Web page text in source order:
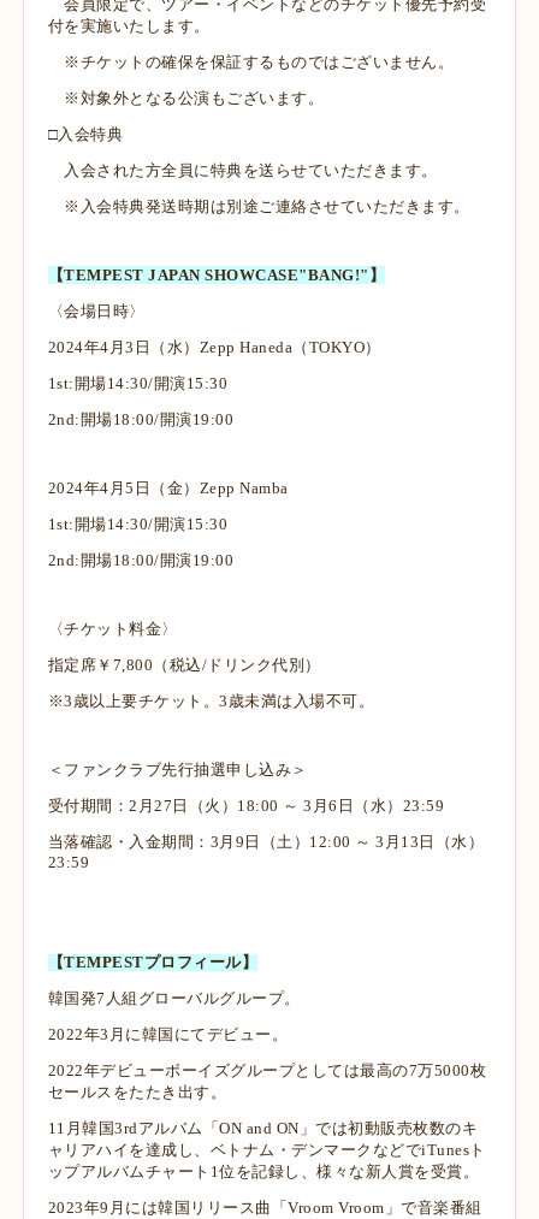
会員限定で、ツアー・イベントなどのチケット優先予約受
付を実施いたします。
※チケットの確保を保証するものではございません。
※対象外となる公演もございます。
□入会特典
入会された方全員に特典を送らせていただきます。
※入会特典発送時期は別途ご連絡させていただきます。
【TEMPEST JAPAN SHOWCASE"BANG!"】
〈会場日時〉
2024年4月3日（水）Zepp Haneda（TOKYO）
1st:開場14:30/開演15:30
2nd:開場18:00/開演19:00
2024年4月5日（金）Zepp Namba
1st:開場14:30/開演15:30
2nd:開場18:00/開演19:00
〈チケット料金〉
指定席￥7,800（税込/ドリンク代別）
※3歳以上要チケット。3歳未満は入場不可。
＜ファンクラブ先行抽選申し込み＞
受付期間：2月27日（火）18:00 ～ 3月6日（水）23:59
当落確認・入金期間：3月9日（土）12:00 ～ 3月13日（水）
23:59
【TEMPESTプロフィール】
韓国発7人組グローバルグループ。
2022年3月に韓国にてデビュー。
2022年デビューボーイズグループとしては最高の7万5000枚
セールスをたたき出す。
11月韓国3rdアルバム「ON and ON」では初動販売枚数のキ
ャリアハイを達成し、ベトナム・デンマークなどでiTunesト
ップアルバムチャート1位を記録し、様々な新人賞を受賞。
2023年9月には韓国リリース曲「Vroom Vroom」で音楽番組